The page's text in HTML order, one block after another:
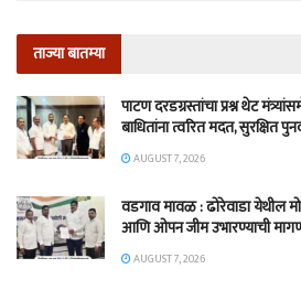
ताज्या बातम्या
पाटण दरडग्रस्तांचा प्रश्न थेट
बाधितांना त्वरित मदत, सुरक्षित
AUGUST 7, 2026
वडगाव मावळ : ढोरेवाडा येथील
आणि ओपन जीम उभारण्याची
AUGUST 7, 2026